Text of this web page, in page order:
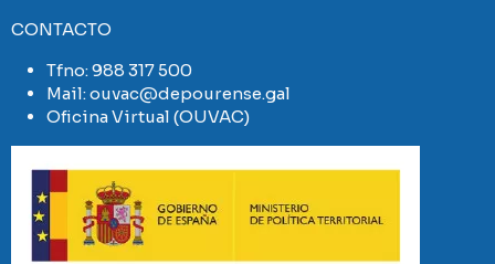
CONTACTO
Tfno:988 317 500
Mail:ouvac@depourense.gal
Oficina Virtual (OUVAC)